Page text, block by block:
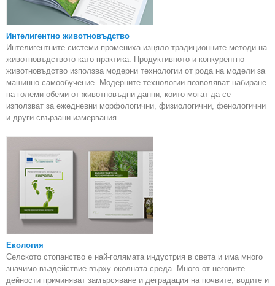
Интелигентно животновъдство
Интелигентните системи промениха изцяло традиционните методи на
животновъдството като практика. Продуктивното и конкурентно
животновъдство използва модерни технологии от рода на модели за
машинно самообучение. Модерните технологии позволяват набиране
на големи обеми от животновъдни данни, които могат да се
използват за ежедневни морфологични, физиологични, фенологични
и други свързани измервания.
Екология
Селското стопанство е най-голямата индустрия в света и има много
значимо въздействие върху околната среда. Много от неговите
дейности причиняват замърсяване и деградация на почвите, водите и